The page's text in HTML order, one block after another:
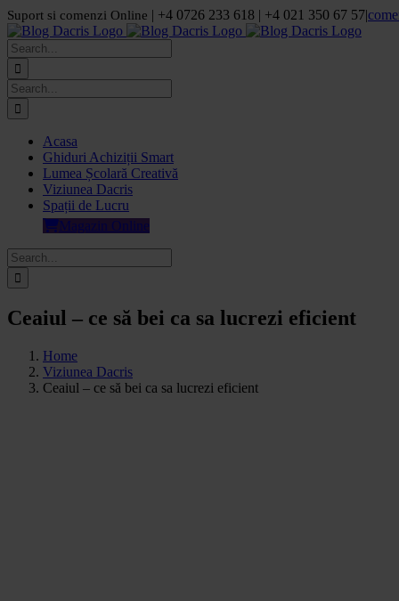
Skip
to
content
Suport si comenzi Online | +4 0726 233 618 | +4 021 350 67 57|
Facebook
LinkedIn
YouTube
Pinterest
Search
for:
Search
for:
Acasa
Ghiduri Achiziții Smart
Lumea Școlară Creativă
Viziunea Dacris
Spații de Lucru
Magazin Online
Search
for:
Ceaiul – ce să bei ca sa lucrezi eficient
Home
Viziunea Dacris
Ceaiul – ce să bei ca sa lucrezi eficient